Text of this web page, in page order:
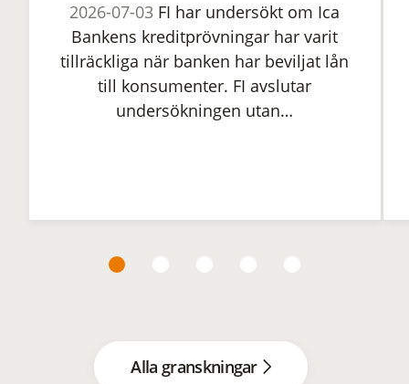
2026-07-03 FI har undersökt om Ica
Bankens kreditprövningar har varit
tillräckliga när banken har beviljat lån
till konsumenter. FI avslutar
undersökningen utan…
Alla granskningar